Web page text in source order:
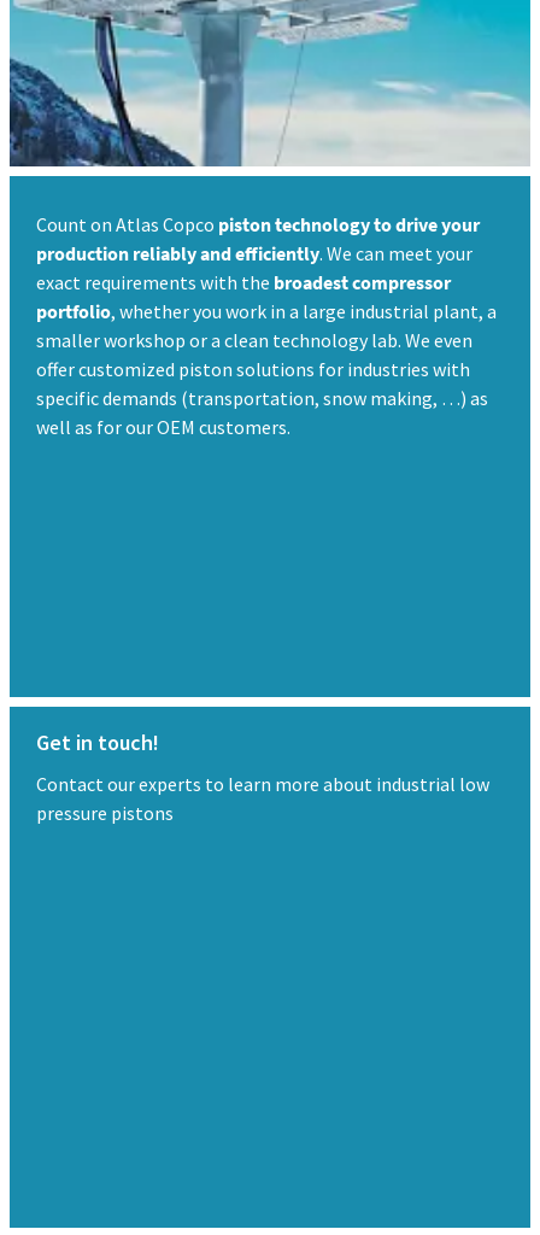
Count on Atlas Copco piston technology to drive your
production reliably and efficiently. We can meet your
exact requirements with the broadest compressor
portfolio, whether you work in a large industrial plant, a
smaller workshop or a clean technology lab. We even
offer customized piston solutions for industries with
specific demands (transportation, snow making, …) as
well as for our OEM customers.
Get in touch!
Contact our experts to learn more about industrial low
pressure pistons